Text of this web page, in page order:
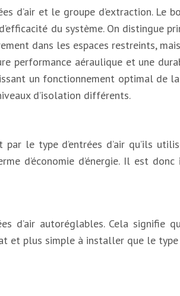
d’air et le groupe d’extraction. Le
du système. On distingue
dans les espaces restreints,
aéraulique et une
un fonctionnement optimal de
d’isolation différents.
le type d’entrées d’air qu’ils
d’économie d’énergie. Il est
d’air autoréglables. Cela signifie
et plus simple à installer que le type